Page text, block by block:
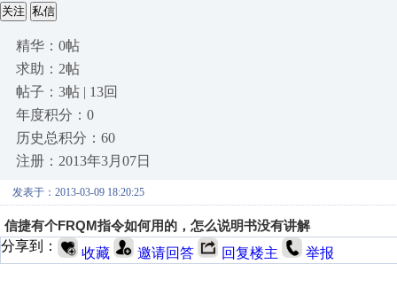
关注 私信
精华：0帖
求助：2帖
帖子：3帖 | 13回
年度积分：0
历史总积分：60
注册：2013年3月07日
发表于：2013-03-09 18:20:25
信捷有个FRQM指令如何用的，怎么说明书没有讲解
分享到：
收藏 邀请回答 回复楼主 举报